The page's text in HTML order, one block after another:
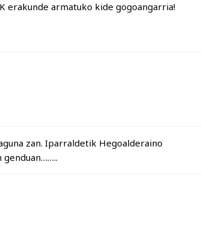
erakunde armatuko kide gogoangarria!
zan. Iparraldetik Hegoalderaino
genduan……..